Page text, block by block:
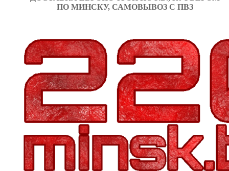
ПО МИНСКУ, САМОВЫВОЗ С ПВЗ